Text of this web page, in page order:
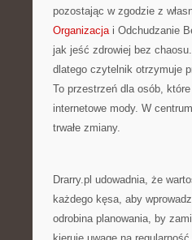
pozostając w zgodzie z
Organizacjai Odchudzanie
jak jeść zdrowiej bez
dlatego czytelnik otrzymuje
To przestrzeń dla osób,
internetowe mody. W
trwałe zmiany.
Drarry.pl udowadnia, że
każdego kęsa, aby
odrobina planowania, by